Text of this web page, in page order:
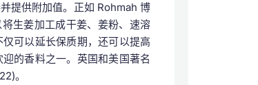
提供附加值。正如 Rohmah 博
生姜加工成干姜、姜粉、速溶
可以延长保质期，还可以提高
的香料之一。英国和美国著名
。